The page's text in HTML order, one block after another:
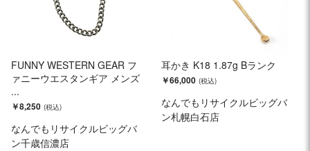
FUNNY WESTERN GEAR フ
ァニーウエスタンギア メンズ
...
￥8,250
なんでもリサイクルビッグバ
ン千歳信濃店
耳かき K18 1.87g Bランク
￥66,000
なんでもリサイクルビッグバ
ン札幌白石店